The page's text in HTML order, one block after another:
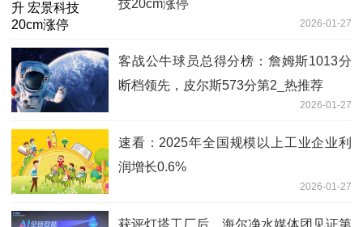
技20cm涨停
2026-01-27
客战公牛球员总得分榜：詹姆斯1013分
断档领先，皮尔斯573分第2_热推荐
2026-01-27
速看：2025年全国规模以上工业企业利
润增长0.6%
2026-01-27
获评灯塔工厂后，海尔净水媒体团见证第